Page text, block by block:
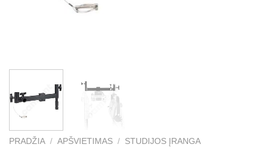
PRADŽIA / APŠVIETIMAS / STUDIJOS ĮRANGA